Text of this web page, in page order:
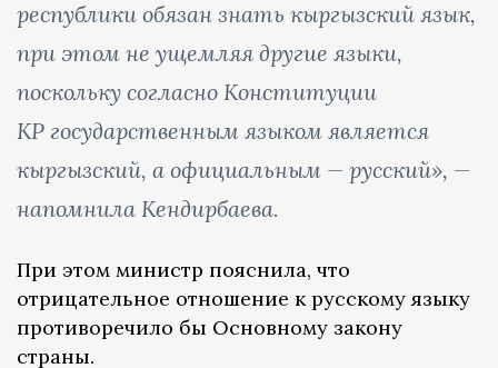
республики обязан знать кыргызский язык,
при этом не ущемляя другие языки,
поскольку согласно Конституции
КР государственным языком является
кыргызский, а официальным — русский», —
напомнила Кендирбаева.
При этом министр пояснила, что
отрицательное отношение к русскому языку
противоречило бы Основному закону
страны.